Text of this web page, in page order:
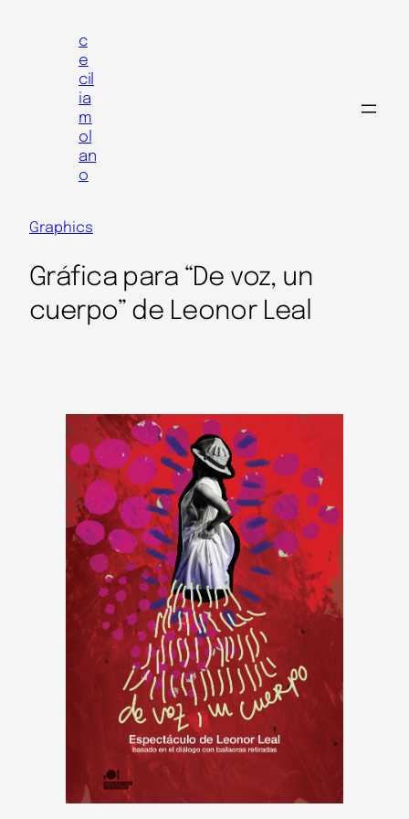
c
e
cil
ia
m
ol
an
o
Graphics
Gráfica para “De voz, un
cuerpo” de Leonor Leal